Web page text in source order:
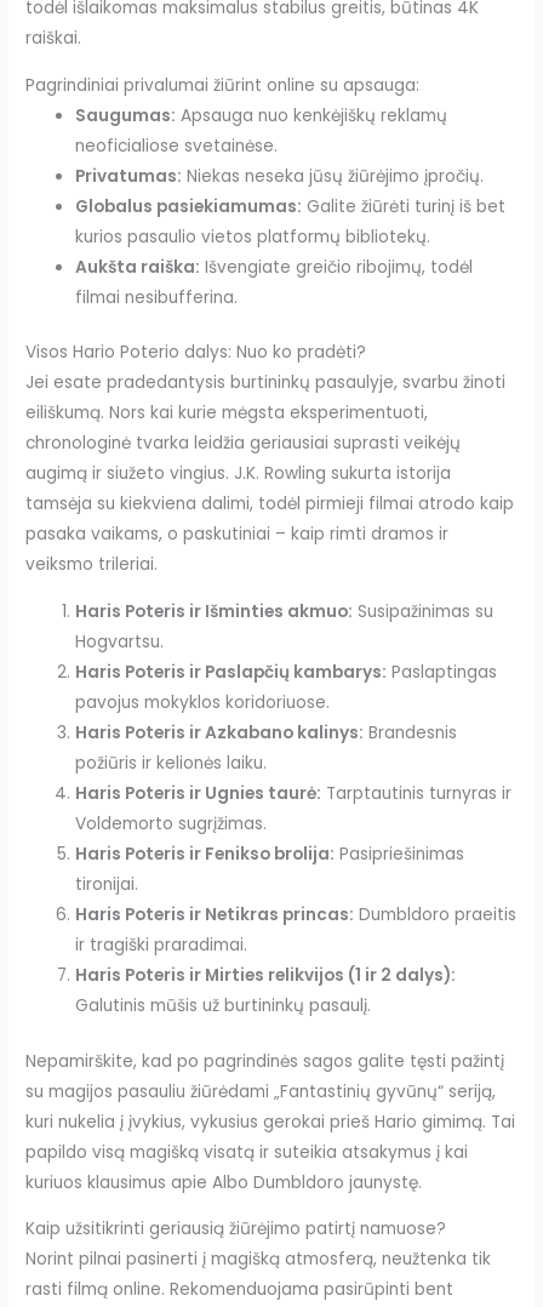
todėl išlaikomas maksimalus stabilus greitis, būtinas 4K
raiškai.
Pagrindiniai privalumai žiūrint online su apsauga:
Saugumas: Apsauga nuo kenkėjiškų reklamų
neoficialiose svetainėse.
Privatumas: Niekas neseka jūsų žiūrėjimo įpročių.
Globalus pasiekiamumas: Galite žiūrėti turinį iš bet
kurios pasaulio vietos platformų bibliotekų.
Aukšta raiška: Išvengiate greičio ribojimų, todėl
filmai nesibufferina.
Visos Hario Poterio dalys: Nuo ko pradėti?
Jei esate pradedantysis burtininkų pasaulyje, svarbu žinoti
eiliškumą. Nors kai kurie mėgsta eksperimentuoti,
chronologinė tvarka leidžia geriausiai suprasti veikėjų
augimą ir siužeto vingius. J.K. Rowling sukurta istorija
tamsėja su kiekviena dalimi, todėl pirmieji filmai atrodo kaip
pasaka vaikams, o paskutiniai – kaip rimti dramos ir
veiksmo trileriai.
Haris Poteris ir Išminties akmuo: Susipažinimas su
Hogvartsu.
Haris Poteris ir Paslapčių kambarys: Paslaptingas
pavojus mokyklos koridoriuose.
Haris Poteris ir Azkabano kalinys: Brandesnis
požiūris ir kelionės laiku.
Haris Poteris ir Ugnies taurė: Tarptautinis turnyras ir
Voldemorto sugrįžimas.
Haris Poteris ir Fenikso brolija: Pasipriešinimas
tironijai.
Haris Poteris ir Netikras princas: Dumbldoro praeitis
ir tragiški praradimai.
Haris Poteris ir Mirties relikvijos (1 ir 2 dalys):
Galutinis mūšis už burtininkų pasaulį.
Nepamirškite, kad po pagrindinės sagos galite tęsti pažintį
su magijos pasauliu žiūrėdami „Fantastinių gyvūnų“ seriją,
kuri nukelia į įvykius, vykusius gerokai prieš Hario gimimą. Tai
papildo visą magišką visatą ir suteikia atsakymus į kai
kuriuos klausimus apie Albo Dumbldoro jaunystę.
Kaip užsitikrinti geriausią žiūrėjimo patirtį namuose?
Norint pilnai pasinerti į magišką atmosferą, neužtenka tik
rasti filmą online. Rekomenduojama pasirūpinti bent